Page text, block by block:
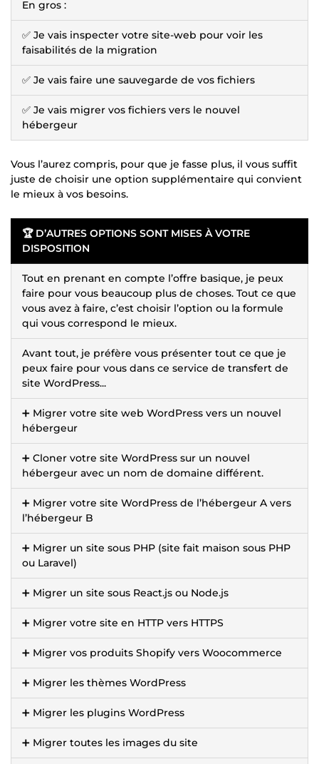
En gros :
✅ Je vais inspecter votre site-web pour voir les
faisabilités de la migration
✅ Je vais faire une sauvegarde de vos fichiers
✅ Je vais migrer vos fichiers vers le nouvel
hébergeur
Vous l’aurez compris, pour que je fasse plus, il vous suffit
juste de choisir une option supplémentaire qui convient
le mieux à vos besoins.
🏆 D’AUTRES OPTIONS SONT MISES À VOTRE
DISPOSITION
Tout en prenant en compte l’offre basique, je peux
faire pour vous beaucoup plus de choses. Tout ce que
vous avez à faire, c’est choisir l’option ou la formule
qui vous correspond le mieux.
Avant tout, je préfère vous présenter tout ce que je
peux faire pour vous dans ce service de transfert de
site WordPress...
➕ Migrer votre site web WordPress vers un nouvel
hébergeur
➕ Cloner votre site WordPress sur un nouvel
hébergeur avec un nom de domaine différent.
➕ Migrer votre site WordPress de l’hébergeur A vers
l’hébergeur B
➕ Migrer un site sous PHP (site fait maison sous PHP
ou Laravel)
➕ Migrer un site sous React.js ou Node.js
➕ Migrer votre site en HTTP vers HTTPS
➕ Migrer vos produits Shopify vers Woocommerce
➕ Migrer les thèmes WordPress
➕ Migrer les plugins WordPress
➕ Migrer toutes les images du site